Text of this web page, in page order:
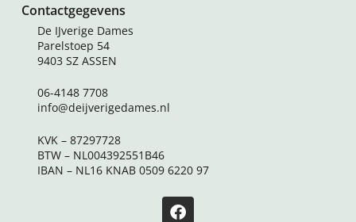
Contactgegevens
De IJverige Dames
Parelstoep 54
9403 SZ ASSEN
06-4148 7708
info@deijverigedames.nl
KVK – 87297728
BTW – NL004392551B46
IBAN – NL16 KNAB 0509 6220 97